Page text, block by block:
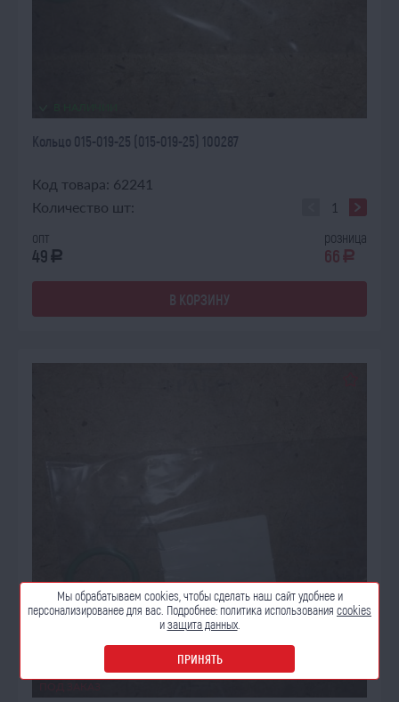
Кольцо 015-019-25 (015-019-25) 100287
Код товара: 62241
Количество шт:
опт
49 a
розница
66 a
В КОРЗИНУ
Мы обрабатываем cookies, чтобы сделать наш сайтудобнее и
персонализированее для вас. Подробнее: политика использования cookies
изащита данных.
ПРИНЯТЬ